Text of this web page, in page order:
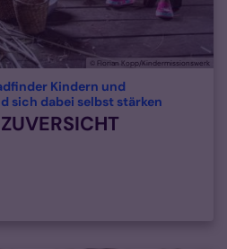
© Florian Kopp/Kindermissionswerk
Kindern und
sich dabei selbst stärken